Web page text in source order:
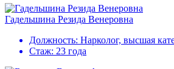
Гадельшина Резида Венеровна
Должность: Нарколог, высшая
Стаж: 23 года